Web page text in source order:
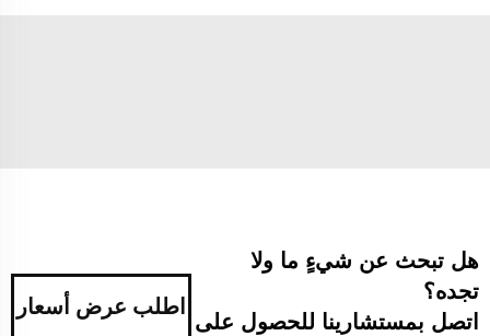
هل تبحث عن شيءٍ ما ولا
تجده؟
اتصل بمستشارينا للحصول على
اطلب عرض أسعار